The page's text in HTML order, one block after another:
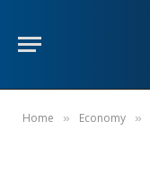
Home » Economy »